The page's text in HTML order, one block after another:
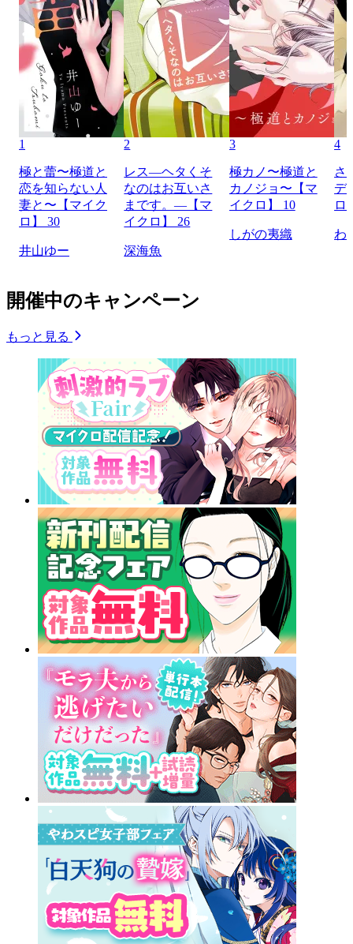
1
極と蕾〜極道と
恋を知らない人
妻と〜【マイク
ロ】 30
井山ゆー
2
レス―ヘタくそ
なのはお互いさ
まです。―【マ
イクロ】 26
深海魚
3
極カノ〜極道と
カノジョ〜【マ
イクロ】 10
しがの夷織
4
さ
デ
ロ
わ
開催中のキャンペーン
もっと見る